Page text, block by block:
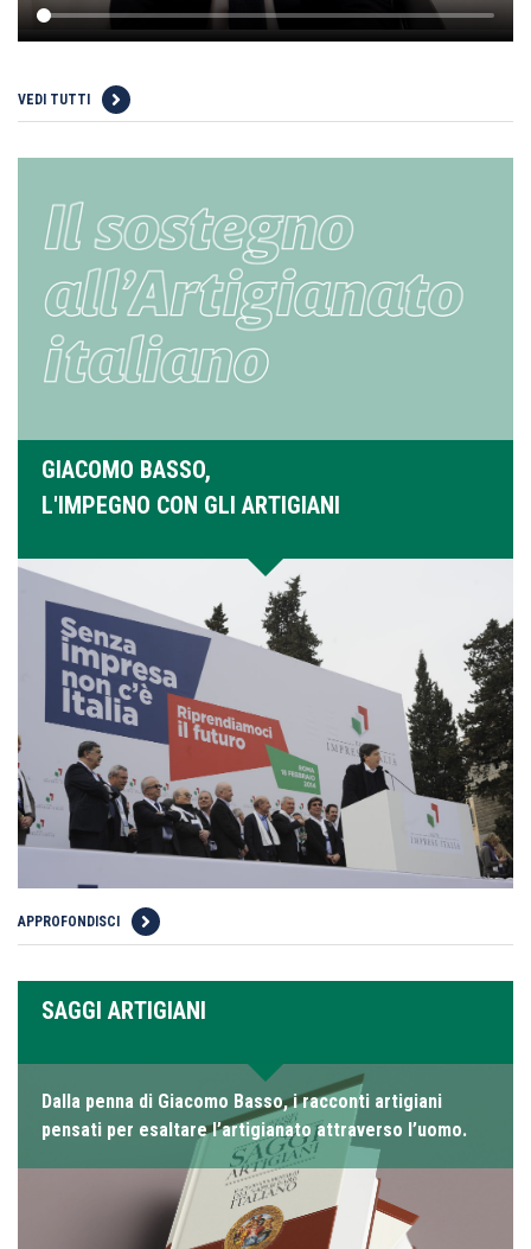
VEDI TUTTI
GIACOMO BASSO,
L'IMPEGNO CON GLI ARTIGIANI
APPROFONDISCI
SAGGI ARTIGIANI
Dalla penna di Giacomo Basso, i racconti artigiani
pensati per esaltare l’artigianato attraverso l’uomo.